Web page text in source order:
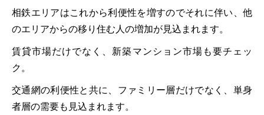
相鉄エリアはこれから利便性を増すのでそれに伴い、他
のエリアからの移り住む人の増加が見込まれます。
賃貸市場だけでなく、新築マンション市場も要チェッ
ク。
交通網の利便性と共に、ファミリー層だけでなく、単身
者層の需要も見込まれます。